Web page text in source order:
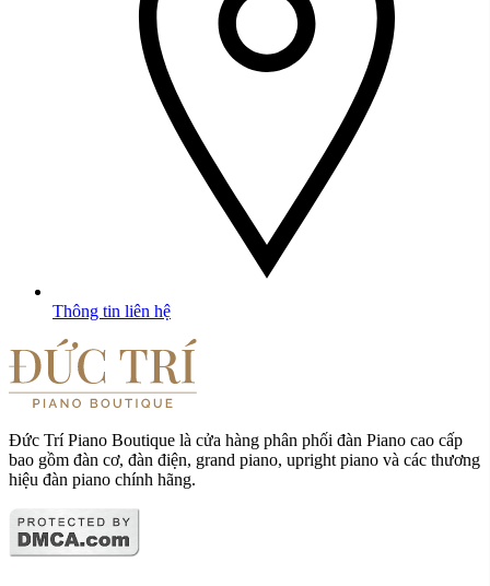
Thông tin liên hệ
Đức Trí Piano Boutique là cửa hàng phân phối đàn Piano cao cấp
bao gồm đàn cơ, đàn điện, grand piano, upright piano và các thương
hiệu đàn piano chính hãng.